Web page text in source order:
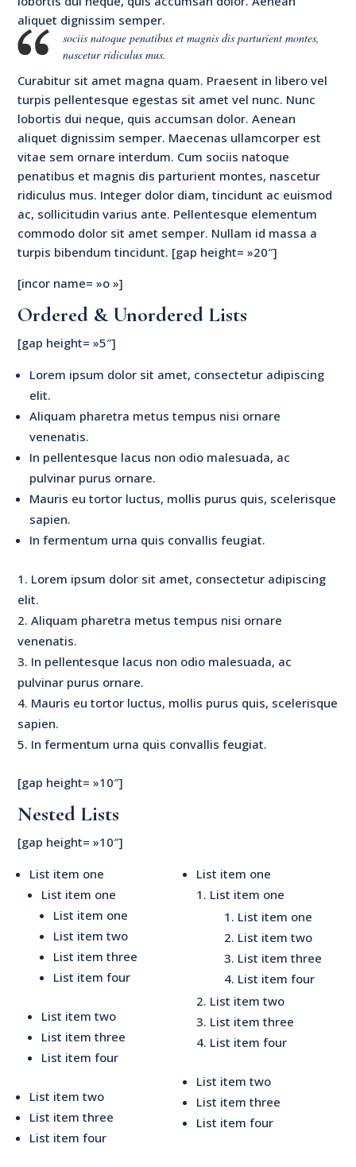
aliquet dignissim semper.
sociis natoque penatibus et magnis dis parturient montes,
nascetur ridiculus mus.
Curabitur sit amet magna quam. Praesent in libero vel
turpis pellentesque egestas sit amet vel nunc. Nunc
lobortis dui neque, quis accumsan dolor. Aenean
aliquet dignissim semper. Maecenas ullamcorper est
vitae sem ornare interdum. Cum sociis natoque
penatibus et magnis dis parturient montes, nascetur
ridiculus mus. Integer dolor diam, tincidunt ac euismod
ac, sollicitudin varius ante. Pellentesque elementum
commodo dolor sit amet semper. Nullam id massa a
turpis bibendum tincidunt. [gap height= »20″]
[incor name= »o »]
Ordered & Unordered Lists
[gap height= »5″]
Lorem ipsum dolor sit amet, consectetur adipiscing
elit.
Aliquam pharetra metus tempus nisi ornare
venenatis.
In pellentesque lacus non odio malesuada, ac
pulvinar purus ornare.
Mauris eu tortor luctus, mollis purus quis, scelerisque
sapien.
In fermentum urna quis convallis feugiat.
Lorem ipsum dolor sit amet, consectetur adipiscing
elit.
Aliquam pharetra metus tempus nisi ornare
venenatis.
In pellentesque lacus non odio malesuada, ac
pulvinar purus ornare.
Mauris eu tortor luctus, mollis purus quis, scelerisque
sapien.
In fermentum urna quis convallis feugiat.
[gap height= »10″]
Nested Lists
[gap height= »10″]
List item one
List item one
List item one
List item two
List item three
List item four
List item two
List item three
List item four
List item two
List item three
List item four
List item one
List item one
List item one
List item two
List item three
List item four
List item two
List item three
List item four
List item two
List item three
List item four